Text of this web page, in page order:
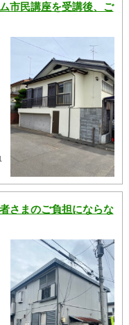
市民講座を受講後、ご
さまのご負担にならな